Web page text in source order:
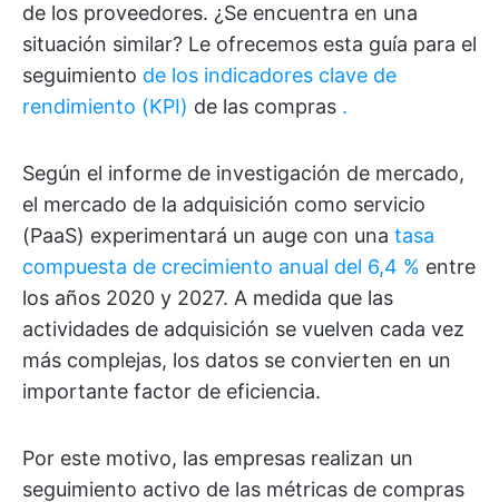
de los proveedores. ¿Se encuentra en una
situación similar? Le ofrecemos esta guía para el
seguimiento de los indicadores clave de
rendimiento (KPI) de las compras .
Según el informe de investigación de mercado,
el mercado de la adquisición como servicio
(PaaS) experimentará un auge con una tasa
compuesta de crecimiento anual del 6,4 % entre
los años 2020 y 2027. A medida que las
actividades de adquisición se vuelven cada vez
más complejas, los datos se convierten en un
importante factor de eficiencia.
Por este motivo, las empresas realizan un
seguimiento activo de las métricas de compras